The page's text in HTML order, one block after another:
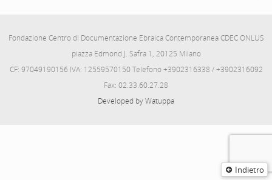
Indietro
Fondazione Centro di Documentazione Ebraica Contemporanea CDEC ONLUS
piazza Edmond J. Safra 1, 20125 Milano
CF: 97049190156 IVA: 12559570150 Telefono +3902316338 / +3902316092
Fax: 02.33.60.27.28
Developed by Watuppa